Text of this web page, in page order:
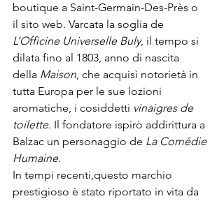
boutique a Saint-Germain-Des-Près o
il sito web. Varcata la soglia de
L’Officine Universelle Buly, il tempo si
dilata fino al 1803, anno di nascita
della Maison, che acquisì notorietà in
tutta Europa per le sue lozioni
aromatiche, i cosiddetti vinaigres de
toilette. Il fondatore ispirò addirittura a
Balzac un personaggio de La Comédie
Humaine.
In tempi recenti,questo marchio
prestigioso è stato riportato in vita da